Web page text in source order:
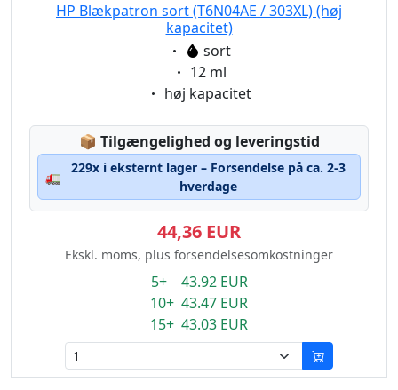
HP Blækpatron sort (T6N04AE / 303XL) (høj
kapacitet)
Eigenschaft:
sort
Eigenschaft:
12 ml
Eigenschaft:
høj kapacitet
📦 Lagerstatus:
Tilgængelighed og leveringstid
🚛
229x i eksternt lager – Forsendelse på ca. 2-3
hverdage
44,36 EUR
Ekskl. moms, plus forsendelsesomkostninger
5+ 43.92 EUR
10+ 43.47 EUR
15+ 43.03 EUR